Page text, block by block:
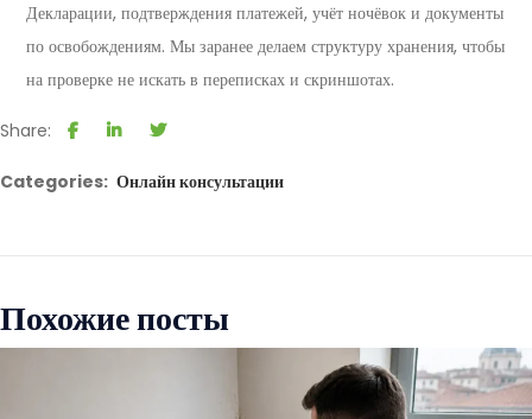
Декларации, подтверждения платежей, учёт ночёвок и документы
по освобождениям. Мы заранее делаем структуру хранения, чтобы
на проверке не искать в переписках и скриншотах.
Share:
Categories: Онлайн консультации
Похожие посты